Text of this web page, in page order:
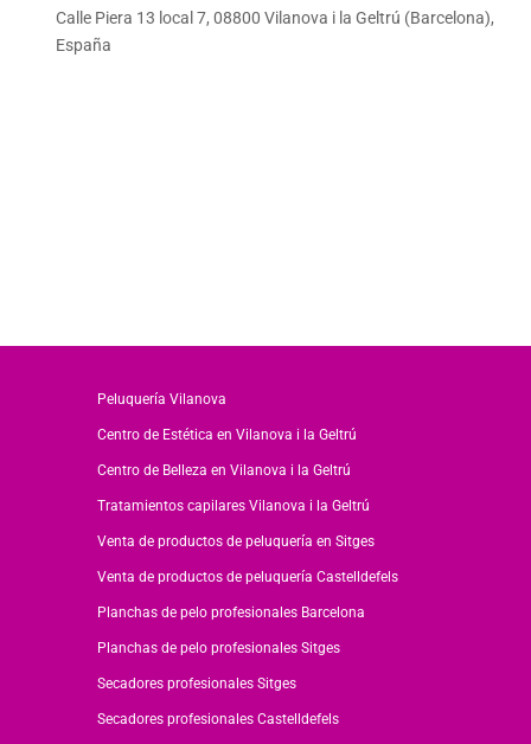
Calle Piera 13 local 7, 08800 Vilanova i la Geltrú (Barcelona),
España
Peluquería Vilanova
Centro de Estética en Vilanova i la Geltrú
Centro de Belleza en Vilanova i la Geltrú
Tratamientos capilares Vilanova i la Geltrú
Venta de productos de peluquería en Sitges
Venta de productos de peluquería Castelldefels
Planchas de pelo profesionales Barcelona
Planchas de pelo profesionales Sitges
Secadores profesionales Sitges
Secadores profesionales Castelldefels